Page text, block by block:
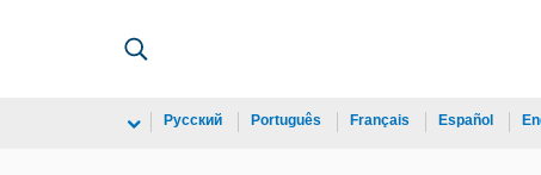
Español
Français
Português
Русский